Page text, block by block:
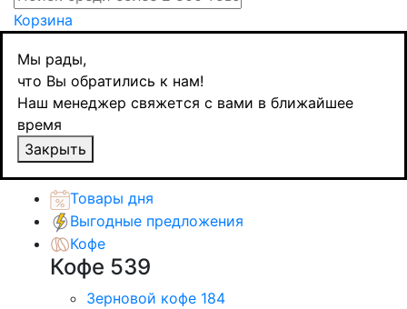
Корзина
Мы рады,
что Вы обратились к нам!
Наш менеджер свяжется с вами в ближайшее
время
Закрыть
Кофе
Молотый кофе
Lavazza Oro, молотый, ж/б, 250 гр.
Назадтоваров
Каталог товаров
Товары дня
Выгодные предложения
Кофе
Кофе 539
Зерновой кофе 184